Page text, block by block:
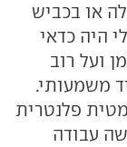
או בכביש
היה כדאי
ועל רוב
משמעותי.
פלנטרית
עבודה